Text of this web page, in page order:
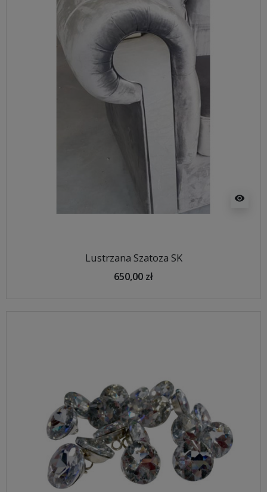
visibility
Lustrzana Szatoza SK
650,00 zł